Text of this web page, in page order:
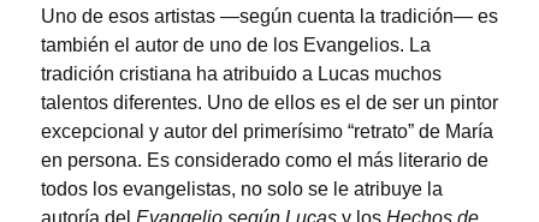
Uno de esos artistas —según cuenta la tradición— es
también el autor de uno de los Evangelios. La
tradición cristiana ha atribuido a Lucas muchos
talentos diferentes. Uno de ellos es el de ser un pintor
excepcional y autor del primerísimo “retrato” de María
en persona. Es considerado como el más literario de
todos los evangelistas, no solo se le atribuye la
autoría del Evangelio según Lucas y los Hechos de